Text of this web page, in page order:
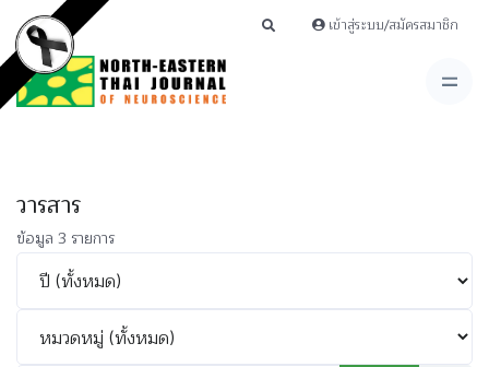
เข้าสู่ระบบ/สมัครสมาชิก
วารสาร
ข้อมูล 3 รายการ